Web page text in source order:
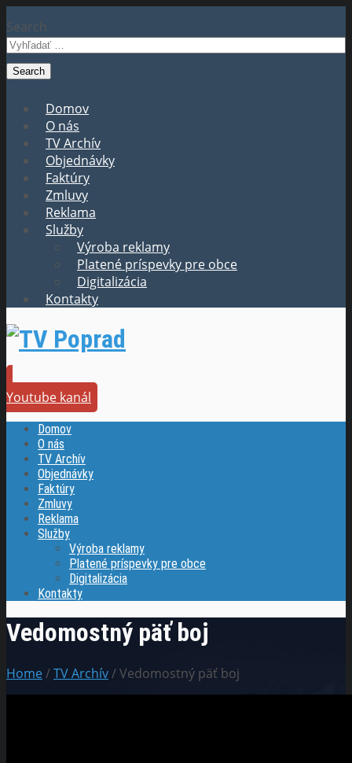
Search
Domov
O nás
TV Archív
Objednávky
Faktúry
Zmluvy
Reklama
Služby
Výroba reklamy
Platené príspevky pre obce
Digitalizácia
Kontakty
Youtube kanál
Domov
O nás
TV Archív
Objednávky
Faktúry
Zmluvy
Reklama
Služby
Výroba reklamy
Platené príspevky pre obce
Digitalizácia
Kontakty
Vedomostný päť boj
Home/TV Archív/ Vedomostný päť boj